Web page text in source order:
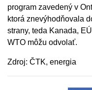
program zavedený v
ktorá znevýhodňovala
strany, teda Kanada,
WTO môžu odvolať.
Zdroj: ČTK, energia